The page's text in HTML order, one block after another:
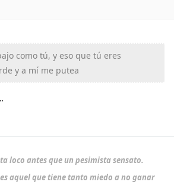
como tú, y eso que tú eres
y a mí me putea
loco antes que un pesimista sensato.
aquel que tiene tanto miedo a no ganar